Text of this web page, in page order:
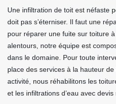
Une infiltration de toit est néfaste
doit pas s’éterniser. Il faut une
pour réparer une fuite sur toiture
alentours, notre équipe est
dans le domaine. Pour toute
place des services à la hauteur
activité, nous réhabilitons les
et les infiltrations d’eau avec devis